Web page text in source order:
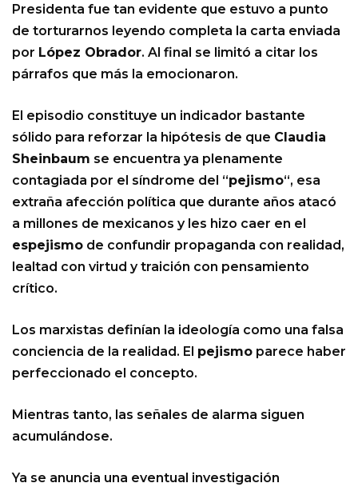
Presidenta fue tan evidente que estuvo a punto
de torturarnos leyendo completa la carta enviada
por López Obrador. Al final se limitó a citar los
párrafos que más la emocionaron.
El episodio constituye un indicador bastante
sólido para reforzar la hipótesis de que Claudia
Sheinbaum se encuentra ya plenamente
contagiada por el síndrome del “pejismo“, esa
extraña afección política que durante años atacó
a millones de mexicanos y les hizo caer en el
espejismo de confundir propaganda con realidad,
lealtad con virtud y traición con pensamiento
crítico.
Los marxistas definían la ideología como una falsa
conciencia de la realidad. El pejismo parece haber
perfeccionado el concepto.
Mientras tanto, las señales de alarma siguen
acumulándose.
Ya se anuncia una eventual investigación